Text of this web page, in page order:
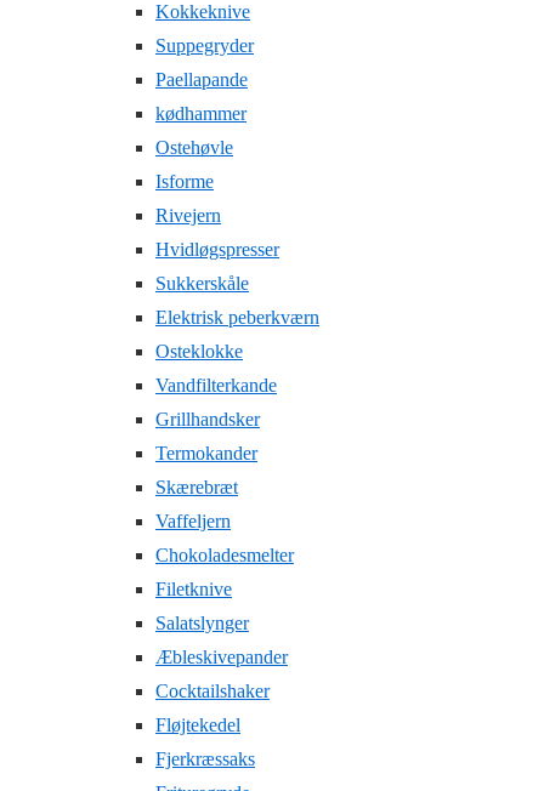
Kokkeknive
Suppegryder
Paellapande
kødhammer
Ostehøvle
Isforme
Rivejern
Hvidløgspresser
Sukkerskåle
Elektrisk peberkværn
Osteklokke
Vandfilterkande
Grillhandsker
Termokander
Skærebræt
Vaffeljern
Chokoladesmelter
Filetknive
Salatslynger
Æbleskivepander
Cocktailshaker
Fløjtekedel
Fjerkræssaks